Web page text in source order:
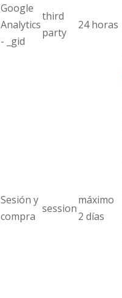
Google
Analytics
- _gid
third
party
24 horas
Sesión y
compra
session
máximo
2 días